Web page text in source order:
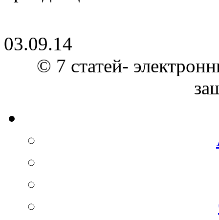
03.09.14
© 7 статей-